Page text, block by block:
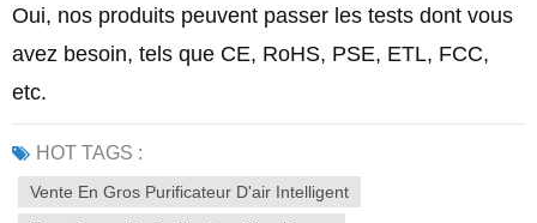
Oui, nos produits peuvent passer les tests dont vous
avez besoin, tels que CE, RoHS, PSE, ETL, FCC,
etc.
HOT TAGS :
Vente En Gros Purificateur D'air Intelligent